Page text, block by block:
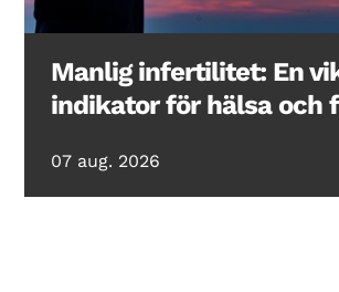
Manlig infertilitet: En
indikator för hälsa och
07 aug. 2026